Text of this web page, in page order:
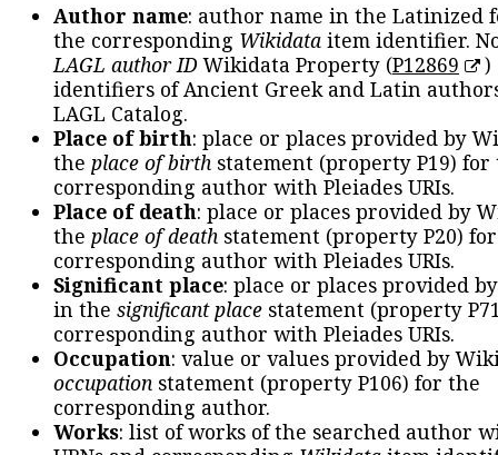
Author name: author name in the Latinized
the corresponding Wikidata item identifier.
LAGL author IDWikidata Property (P12869
)
identifiers of Ancient Greek and Latin
LAGL Catalog.
Place of birth: place or places provided by
the place of birth statement (property P19) for
corresponding author with Pleiades URIs.
Place of death: place or places provided by
the place of death statement (property P20)
corresponding author with Pleiades URIs.
Significant place: place or places provided
in the significant place statement (property
corresponding author with Pleiades URIs.
Occupation: value or values provided by
occupation statement (property P106) for the
corresponding author.
Works: list of works of the searched author